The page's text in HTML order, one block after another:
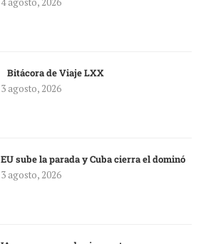
Bitácora de Viaje LXX
3 agosto, 2026
EU sube la parada y Cuba cierra el dominó
3 agosto, 2026